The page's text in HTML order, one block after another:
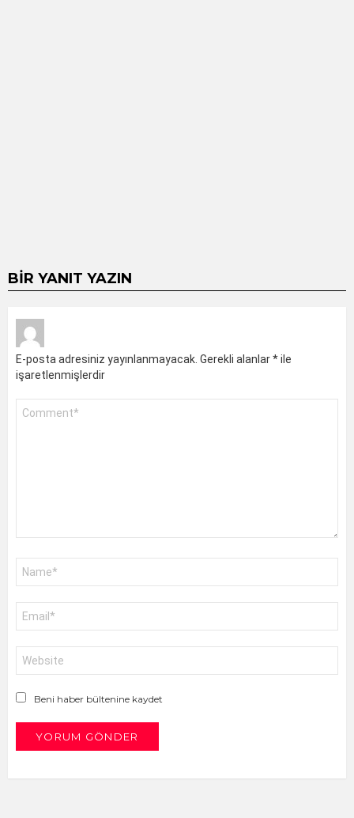
BIR YANIT YAZIN
E-posta adresiniz yayınlanmayacak. Gerekli alanlar*ile
işaretlenmişlerdir
posta
*
sitesi
Beni haber bültenine kaydet